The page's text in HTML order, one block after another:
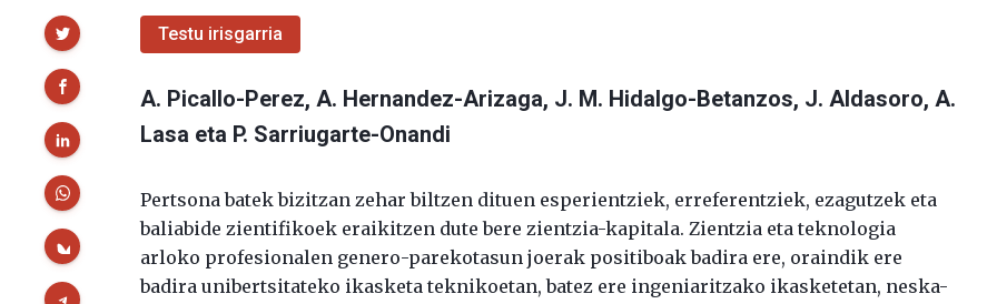
Testu irisgarria
A. Picallo-Perez, A. Hernandez-Arizaga, J. M. Hidalgo-Betanzos, J. Aldasoro, A.
Lasa eta P. Sarriugarte-Onandi
Pertsona batek bizitzan zehar biltzen dituen esperientziek, erreferentziek, ezagutzek eta
baliabide zientifikoek eraikitzen dute bere zientzia-kapitala. Zientzia eta teknologia
arloko profesionalen genero-parekotasun joerak positiboak badira ere, oraindik ere
badira unibertsitateko ikasketa teknikoetan, batez ere ingeniaritzako ikasketetan, neska-
Partekatu